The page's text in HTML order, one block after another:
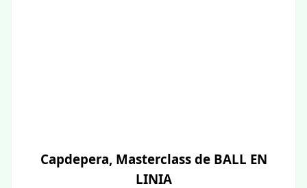
Capdepera, Masterclass de BALL EN
LINIA